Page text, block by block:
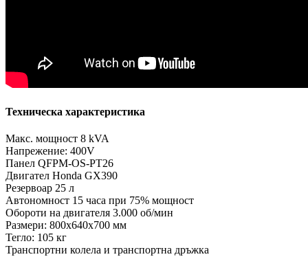
Техническа характеристика
Макс. мощност 8 kVA
Напрежение: 400V
Панел QFPM-OS-PT26
Двигател Honda GX390
Резервоар 25 л
Автономност 15 часа при 75% мощност
Обороти на двигателя 3.000 об/мин
Размери: 800х640х700 мм
Тегло: 105 кг
Транспортни колела и транспортна дръжка